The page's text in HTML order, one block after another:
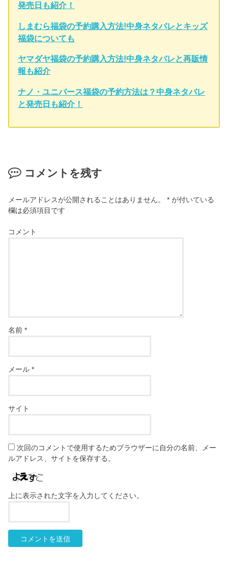
発売日も紹介！
しまむら福袋の予約購入方法!中身ネタバレとキッズ
福袋についても
ヤマダヤ福袋の予約購入方法!中身ネタバレと再販情
報も紹介
ナノ・ユニバース福袋の予約方法は？中身ネタバレ
と発売日も紹介！
コメントを残す
メールアドレスが公開されることはありません。 * が付いている
欄は必須項目です
コメント
名前*
メール*
サイト
次回のコメントで使用するためブラウザーに自分の名前、メー
ルアドレス、サイトを保存する。
上に表示された文字を入力してください。